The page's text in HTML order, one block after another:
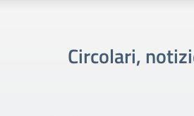
Circolari,